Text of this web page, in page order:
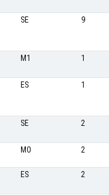
SE 9
M1 1
ES 1
SE 2
M0 2
ES 2